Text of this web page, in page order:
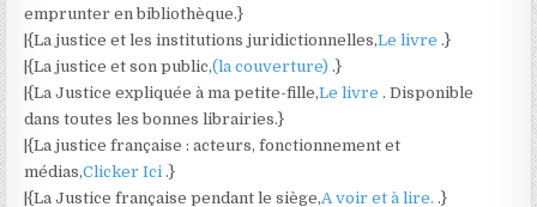
emprunter en bibliothèque.}
|{La justice et les institutions juridictionnelles,Le livre.}
|{La justice et son public,(la couverture).}
|{La Justice expliquée à ma petite-fille,Le livre. Disponible
dans toutes les bonnes librairies.}
|{La justice française : acteurs, fonctionnement et
médias,Clicker Ici.}
|{La Justice française pendant le siège,A voir et à lire..}